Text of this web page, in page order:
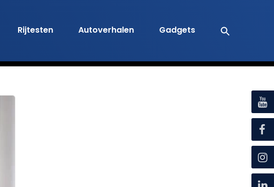
Rijtesten Autoverhalen Gadgets